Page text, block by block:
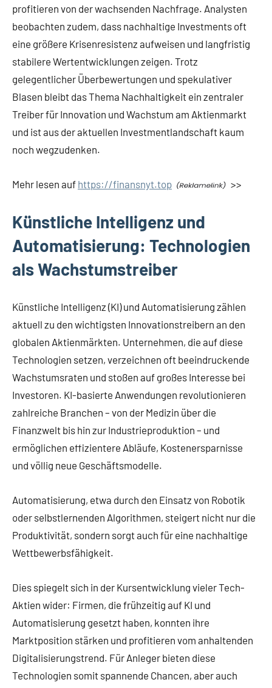
profitieren von der wachsenden Nachfrage. Analysten
beobachten zudem, dass nachhaltige Investments oft
eine größere Krisenresistenz aufweisen und langfristig
stabilere Wertentwicklungen zeigen. Trotz
gelegentlicher Überbewertungen und spekulativer
Blasen bleibt das Thema Nachhaltigkeit ein zentraler
Treiber für Innovation und Wachstum am Aktienmarkt
und ist aus der aktuellen Investmentlandschaft kaum
noch wegzudenken.
Mehr lesen auf https://finansnyt.top >>
Künstliche Intelligenz und
Automatisierung: Technologien
als Wachstumstreiber
Künstliche Intelligenz (KI) und Automatisierung zählen
aktuell zu den wichtigsten Innovationstreibern an den
globalen Aktienmärkten. Unternehmen, die auf diese
Technologien setzen, verzeichnen oft beeindruckende
Wachstumsraten und stoßen auf großes Interesse bei
Investoren. KI-basierte Anwendungen revolutionieren
zahlreiche Branchen – von der Medizin über die
Finanzwelt bis hin zur Industrieproduktion – und
ermöglichen effizientere Abläufe, Kostenersparnisse
und völlig neue Geschäftsmodelle.
Automatisierung, etwa durch den Einsatz von Robotik
oder selbstlernenden Algorithmen, steigert nicht nur die
Produktivität, sondern sorgt auch für eine nachhaltige
Wettbewerbsfähigkeit.
Dies spiegelt sich in der Kursentwicklung vieler Tech-
Aktien wider: Firmen, die frühzeitig auf KI und
Automatisierung gesetzt haben, konnten ihre
Marktposition stärken und profitieren vom anhaltenden
Digitalisierungstrend. Für Anleger bieten diese
Technologien somit spannende Chancen, aber auch